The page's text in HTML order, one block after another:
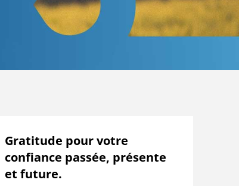
Gratitude pour votre
confiance passée, présente
et future.